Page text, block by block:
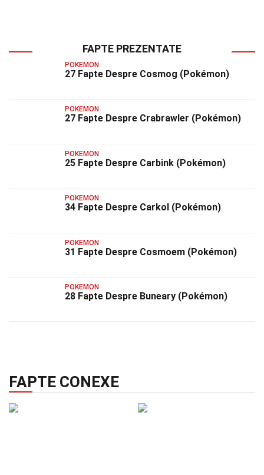
FAPTE PREZENTATE
POKEMON
27 Fapte Despre Cosmog (Pokémon)
POKEMON
27 Fapte Despre Crabrawler (Pokémon)
POKEMON
25 Fapte Despre Carbink (Pokémon)
POKEMON
34 Fapte Despre Carkol (Pokémon)
POKEMON
31 Fapte Despre Cosmoem (Pokémon)
POKEMON
28 Fapte Despre Buneary (Pokémon)
FAPTE CONEXE